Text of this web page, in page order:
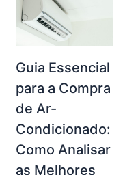
Guia Essencial
para a Compra
de Ar-
Condicionado:
Como Analisar
as Melhores